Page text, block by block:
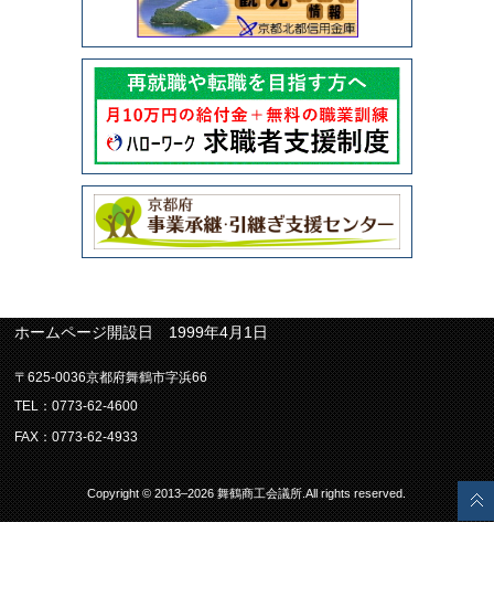
ホームページ開設日 1999年4月1日
〒625-0036京都府舞鶴市字浜66
TEL：0773-62-4600
FAX：0773-62-4933
Copyright © 2013–2026 舞鶴商工会議所.All rights reserved.